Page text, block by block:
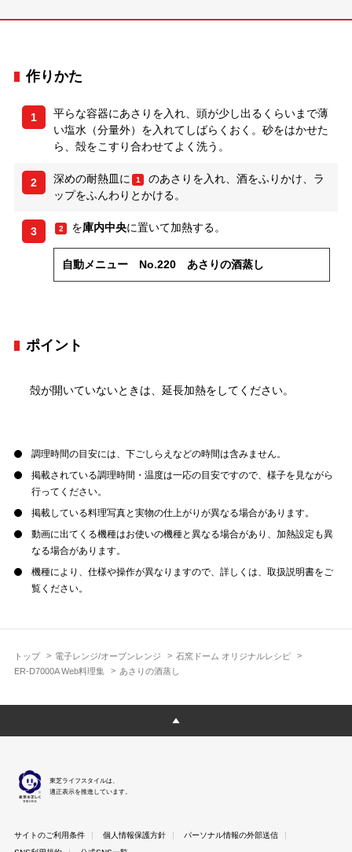
トップ 電子レンジ/オーブンレンジ
石窯ドーム オリジナルレシピ
ER-D7000A Web料理集
あさりの酒蒸し
作りかた
1
平らな容器にあさりを入れ、頭が少し出るくらいまで薄
い塩水（分量外）を入れてしばらくおく。砂をはかせた
ら、殻をこすり合わせてよく洗う。
2 深めの耐熱皿に 1
のあさりを入れ、酒をふりかけ、ラ
ップをふんわりとかける。
3 2 を庫内中央に置いて加熱する。
自動メニュー No.220 あさりの酒蒸し
ポイント
殻が開いていないときは、延長加熱をしてください。
調理時間の目安には、下ごしらえなどの時間は含みません。
掲載されている調理時間・温度は一応の目安ですので、様子を見ながら
行ってください。
掲載している料理写真と実物の仕上がりが異なる場合があります。
動画に出てくる機種はお使いの機種と異なる場合があり、加熱設定も異
なる場合があります。
機種により、仕様や操作が異なりますので、詳しくは、取扱説明書をご
覧ください。
東芝ライフスタイルは、
適正表示を推進しています。
サイトのご利用条件 個人情報保護方針
パーソナル情報の外部送信